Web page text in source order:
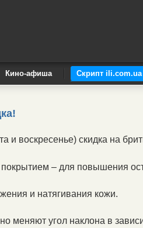
Кино-афиша Скрипт ili.com.ua
воскресенье) скидка на
– для повышения
и натягивания кожи.
меняют угол наклона в